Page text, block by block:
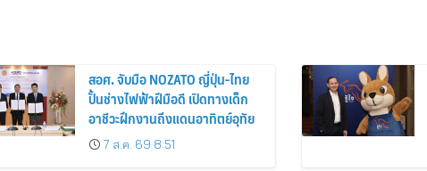
สอศ. จับมือ NOZATO ญี่ปุ่น-ไทย
ปั้นช่างไฟฟ้าฝีมือดี เปิดทางเด็ก
อาชีวะฝึกงานถึงแดนอาทิตย์อุทัย
7 ส.ค. 69 8:51